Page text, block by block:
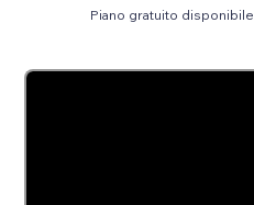
Piano gratuito disponibile